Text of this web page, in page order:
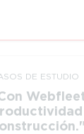
DE ESTUDIO